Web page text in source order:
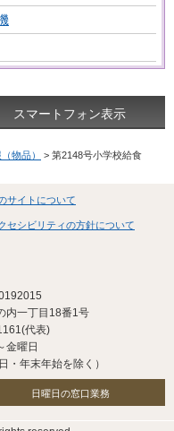
スマートフォン表示
物品）
> 第2148号小学校給食
サイトについて
セシビリティの方針について
内一丁目18番1号
代表)
金曜日
・年末年始を除く）
日曜日の窓口業務